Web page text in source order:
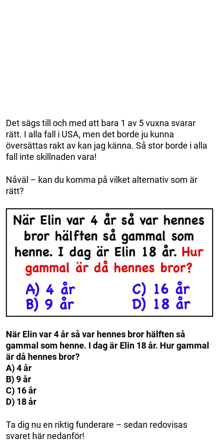
Det sägs till och med att bara 1 av 5 vuxna svarar
rätt. I alla fall i USA, men det borde ju kunna
översättas rakt av kan jag känna. Så stor borde i alla
fall inte skillnaden vara!
Nåväl – kan du komma på vilket alternativ som är
rätt?
När Elin var 4 år så var hennes bror hälften så
gammal som henne. I dag är Elin 18 år. Hur gammal
är då hennes bror?
A) 4 år
B) 9 år
C) 16 år
D) 18 år
Ta dig nu en riktig funderare – sedan redovisas
svaret här nedanför!